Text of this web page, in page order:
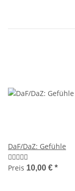
DaF/DaZ: Gefühle
Preis 10,00 € *